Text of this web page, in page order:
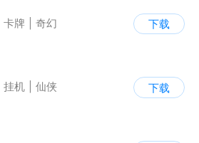
卡牌
奇幻
下载
挂机
仙侠
下载